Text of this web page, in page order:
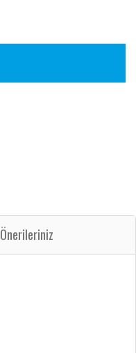
Önerileriniz